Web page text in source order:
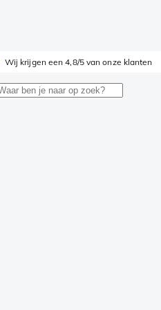
Wij krijgen een 4,8/5 van onze klanten